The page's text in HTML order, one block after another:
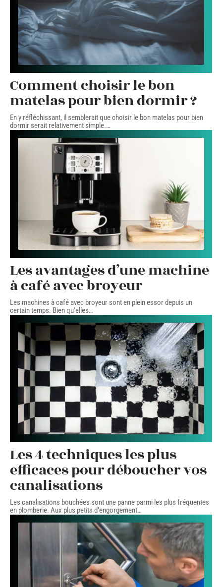
Comment choisir le bon
matelas pour bien dormir ?
En y réfléchissant, il semblerait que choisir le bon matelas pour bien
dormir serait relativement simple.…
Les avantages d’une machine
à café avec broyeur
Les machines à café avec broyeur sont en plein essor depuis un
certain temps. Bien qu'elles…
Les 4 techniques les plus
efficaces pour déboucher vos
canalisations
Les canalisations bouchées sont une panne parmi les plus fréquentes
en plomberie. Aux plus petits d’engorgement…